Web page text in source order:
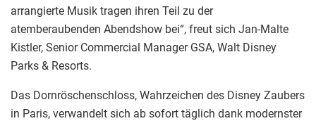
arrangierte Musik tragen ihren Teil zu der
atemberaubenden Abendshow bei“, freut sich Jan-Malte
Kistler, Senior Commercial Manager GSA, Walt Disney
Parks & Resorts.
Das Dornröschenschloss, Wahrzeichen des Disney Zaubers
in Paris, verwandelt sich ab sofort täglich dank modernster